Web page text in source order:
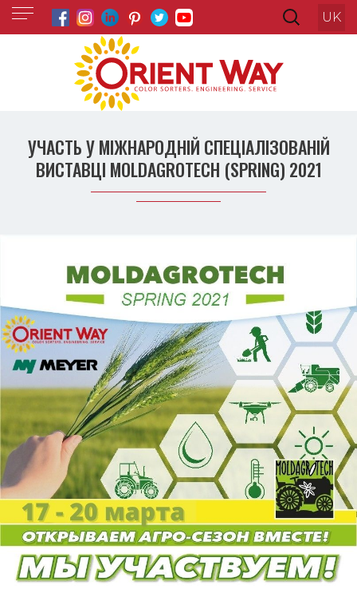
UK
УЧАСТЬ У МІЖНАРОДНІЙ СПЕЦІАЛІЗОВАНІЙ
ВИСТАВЦІ MOLDAGROTECH (SPRING) 2021